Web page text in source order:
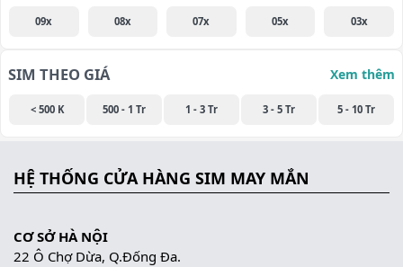
09x 08x 07x 05x 03x
SIM THEO GIÁ Xem thêm
< 500 K 500 - 1 Tr 1 - 3 Tr 3 - 5 Tr 5 - 10 Tr
HỆ THỐNG CỬA HÀNG SIM MAY MẮN
CƠ SỞ HÀ NỘI
22 Ô Chợ Dừa, Q.Đống Đa.